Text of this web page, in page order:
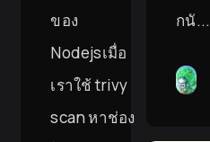
ของ
Nodejsเมื่อ
เราใช้ trivy
scan หาช่อง
กนั...